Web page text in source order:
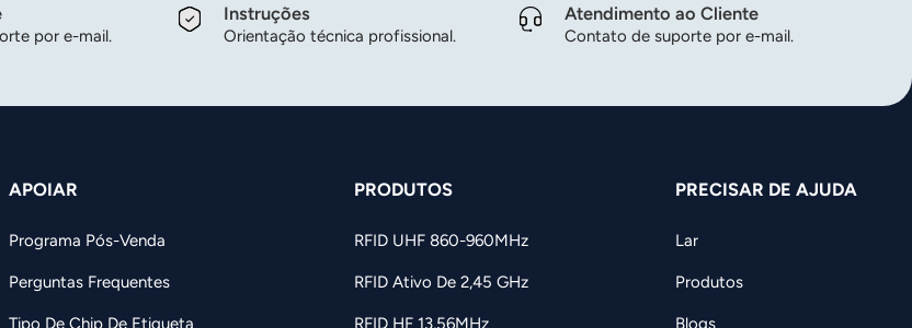
por e-mail.
Instruções
Orientação técnica profissional.
Atendimento ao Cliente
Contato de suporte por e-mail.
APOIAR
Programa Pós-Venda
Perguntas Frequentes
Tipo De Chip De Etiqueta
PRODUTOS
RFID UHF 860-960MHz
RFID Ativo De 2,45 GHz
RFID HF 13,56MHz
PRECISAR DE AJUDA
Lar
Produtos
Blogs